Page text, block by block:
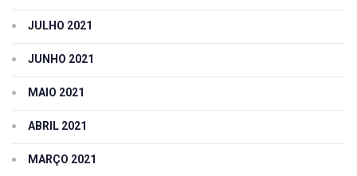
JULHO 2021
JUNHO 2021
MAIO 2021
ABRIL 2021
MARÇO 2021